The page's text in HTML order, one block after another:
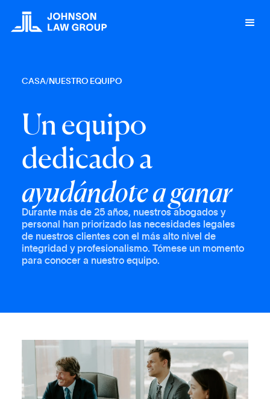
CASA/NUESTRO EQUIPO
Un equipo
dedicado a
ayudándote a ganar
Durante más de 25 años, nuestros abogados y
personal han priorizado las necesidades legales
de nuestros clientes con el más alto nivel de
integridad y profesionalismo. Tómese un momento
para conocer a nuestro equipo.